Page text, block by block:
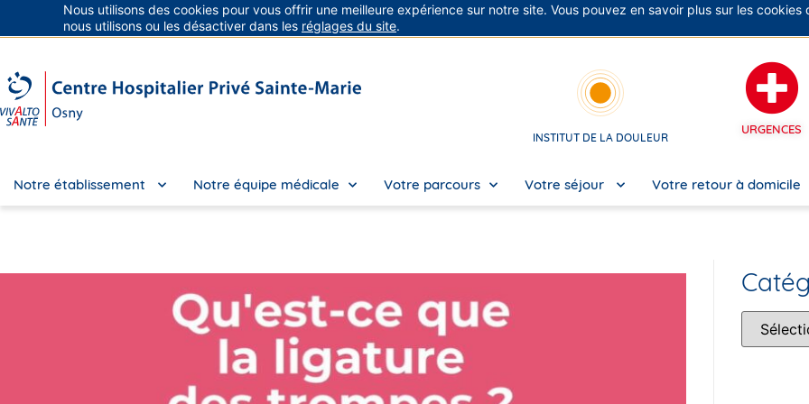
Groupe Vivalto Santé Entre nous, la vie
INSTITUT DE LA DOULEUR
URGENCES
Notre établissement Notre équipe médicale Votre parcours Votre séjour Votre retour à domicile
Nous utilisons des cookies pour vous offrir une meilleure expérience sur notre site. Vous pouvez en savoir plus sur les cookies
nous utilisons ou les désactiver dans les réglages du site.